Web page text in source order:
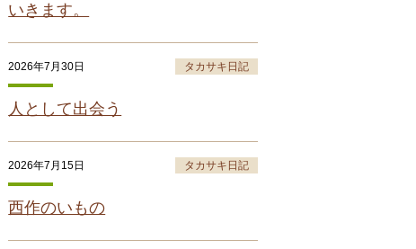
いきます。
2026年7月30日 タカサキ日記
人として出会う
2026年7月15日 タカサキ日記
西作のいもの